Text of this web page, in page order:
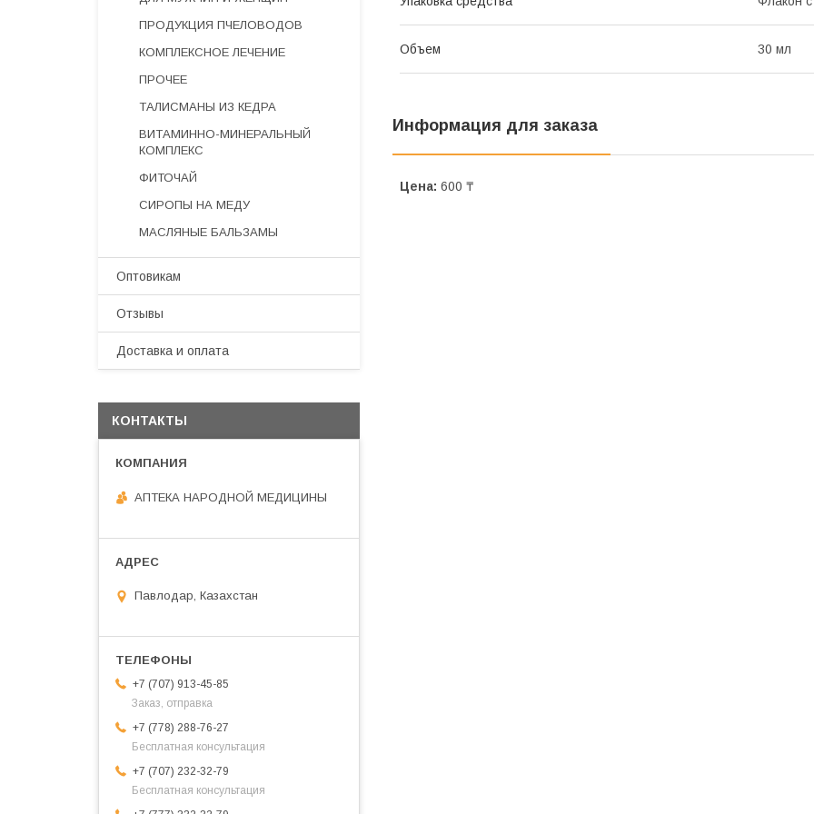
Объем 30 мл
Информация для заказа
Цена: 600 ₸
ПРОДУКЦИЯ ПЧЕЛОВОДОВ
КОМПЛЕКСНОЕ ЛЕЧЕНИЕ
ПРОЧЕЕ
ТАЛИСМАНЫ ИЗ КЕДРА
ВИТАМИННО-МИНЕРАЛЬНЫЙ
КОМПЛЕКС
ФИТОЧАЙ
СИРОПЫ НА МЕДУ
МАСЛЯНЫЕ БАЛЬЗАМЫ
Оптовикам
Отзывы
Доставка и оплата
КОНТАКТЫ
АПТЕКА НАРОДНОЙ МЕДИЦИНЫ
Павлодар, Казахстан
+7 (707) 913-45-85
Заказ, отправка
+7 (778) 288-76-27
Бесплатная консультация
+7 (707) 232-32-79
Бесплатная консультация